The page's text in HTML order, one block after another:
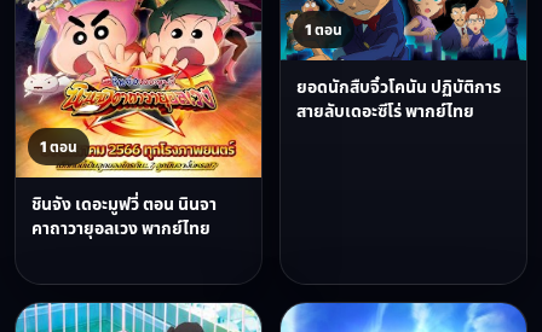
1 ตอน
ชินจัง เดอะมูฟวี่ ตอน นินจา
คาถาวายุอลเวง พากย์ไทย
1 ตอน
ยอดนักสืบจิ๋วโคนัน ปฏิบัติการ
สายลับเดอะซีโร่ พากย์ไทย